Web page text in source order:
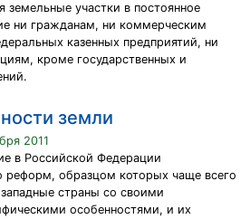
земельные участки в постоянное
ни гражданам, ни коммерческим
казенных предприятий, ни
кроме государственных и
земли
2011
в Российской Федерации
реформ, образцом которых чаще всего
страны со своими
особенностями, и их